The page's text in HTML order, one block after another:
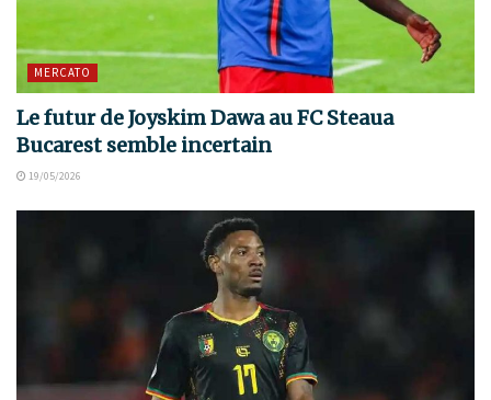
MERCATO
Le futur de Joyskim Dawa au FC Steaua
Bucarest semble incertain
19/05/2026